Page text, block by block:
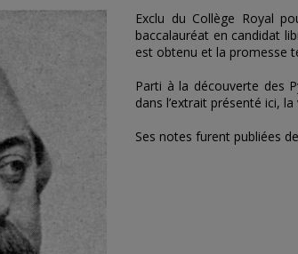
Exclu du Collège Royal
baccalauréat en candidat
est obtenu et la promesse
Parti à la découverte des
dans l’extrait présenté ici, la
Ses notes furent publiées